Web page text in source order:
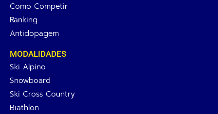
Como Competir
Ranking
Antidopagem
MODALIDADES
Ski Alpino
Snowboard
Ski Cross Country
Biathlon